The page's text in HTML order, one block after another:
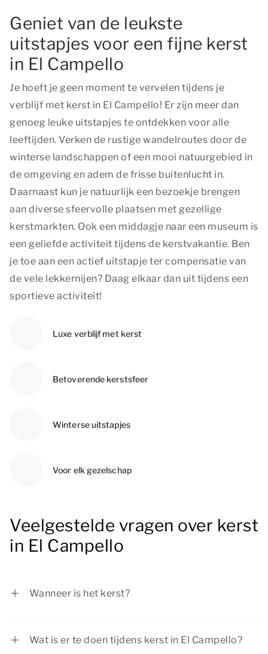
Geniet van de leukste
uitstapjes voor een fijne kerst
in El Campello
Je hoeft je geen moment te vervelen tijdens je
verblijf met kerst in El Campello! Er zijn meer dan
genoeg leuke uitstapjes te ontdekken voor alle
leeftijden. Verken de rustige wandelroutes door de
winterse landschappen of een mooi natuurgebied in
de omgeving en adem de frisse buitenlucht in.
Daarnaast kun je natuurlijk een bezoekje brengen
aan diverse sfeervolle plaatsen met gezellige
kerstmarkten. Ook een middagje naar een museum is
een geliefde activiteit tijdens de kerstvakantie. Ben
je toe aan een actief uitstapje ter compensatie van
de vele lekkernijen? Daag elkaar dan uit tijdens een
sportieve activiteit!
Luxe verblijf met kerst
Betoverende kerstsfeer
Winterse uitstapjes
Voor elk gezelschap
Veelgestelde vragen over kerst
in El Campello
Wanneer is het kerst?
Wat is er te doen tijdens kerst in El Campello?